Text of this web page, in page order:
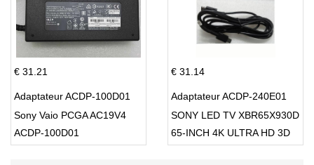
€ 31.21
Adaptateur ACDP-100D01
Sony Vaio PCGA AC19V4
ACDP-100D01
€ 31.14
Adaptateur ACDP-240E01
SONY LED TV XBR65X930D
65-INCH 4K ULTRA HD 3D